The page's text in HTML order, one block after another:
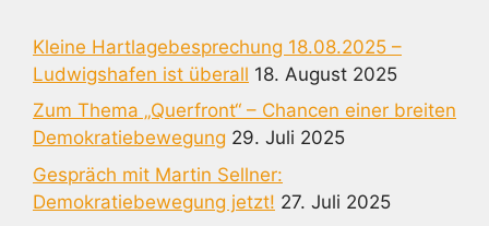
Kleine Hartlagebesprechung 18.08.2025 –
Ludwigshafen ist überall 18. August 2025
Zum Thema „Querfront“ – Chancen einer breiten
Demokratiebewegung 29. Juli 2025
Gespräch mit Martin Sellner:
Demokratiebewegung jetzt! 27. Juli 2025